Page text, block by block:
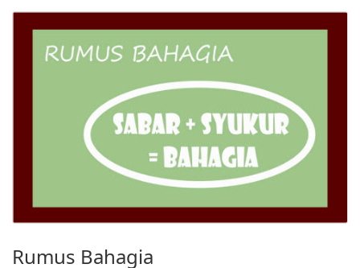
Rumus Bahagia